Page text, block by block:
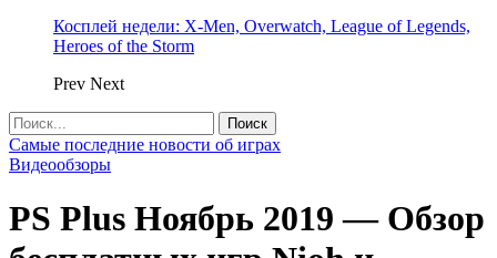
Косплей недели: X-Men, Overwatch, League of Legends,
Heroes of the Storm
Prev Next
Самые последние новости об играх
Видеообзоры
PS Plus Ноябрь 2019 — Обзор